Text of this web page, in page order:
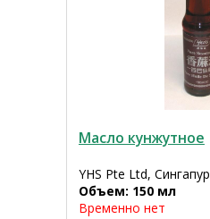
Масло кунжутное
YHS Pte Ltd, Сингапур
Объем: 150 мл
Временно нет